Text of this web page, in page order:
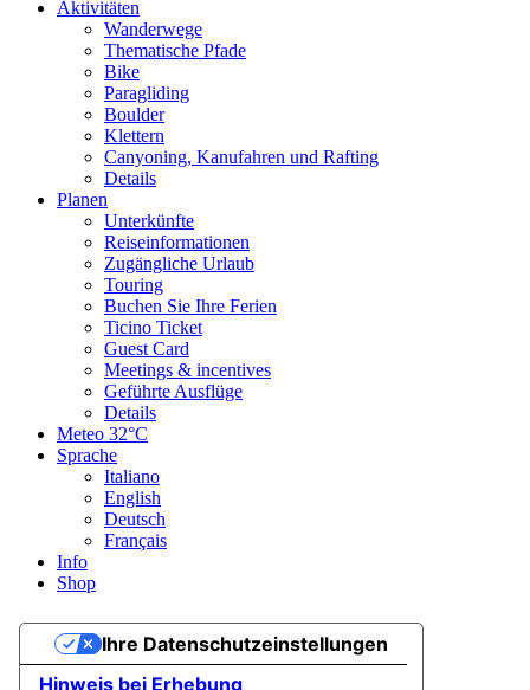
Aktivitäten
Wanderwege
Thematische Pfade
Bike
Paragliding
Boulder
Klettern
Canyoning, Kanufahren und Rafting
Details
Planen
Unterkünfte
Reiseinformationen
Zugängliche Urlaub
Touring
Buchen Sie Ihre Ferien
Ticino Ticket
Guest Card
Meetings & incentives
Geführte Ausflüge
Details
Meteo 32°C
Sprache
Italiano
English
Deutsch
Français
Info
Shop
Hinweis bei Erhebung
Ihre Datenschutzeinstellungen